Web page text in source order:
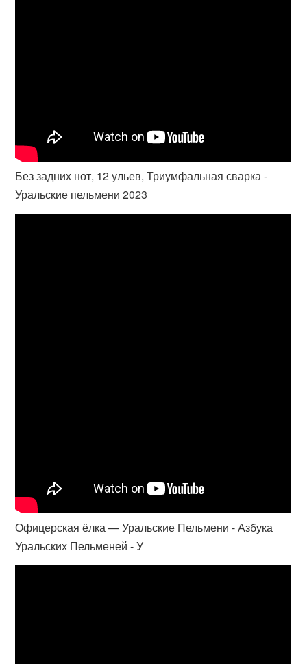
Без задних нот, 12 ульев, Триумфальная сварка -
Уральские пельмени 2023
Офицерская ёлка — Уральские Пельмени - Азбука
Уральских Пельменей - У